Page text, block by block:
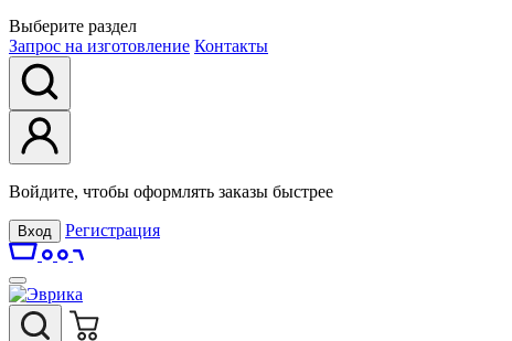
Выберите раздел
Запрос на изготовление Контакты
Войдите, чтобы оформлять заказы быстрее
Вход Регистрация